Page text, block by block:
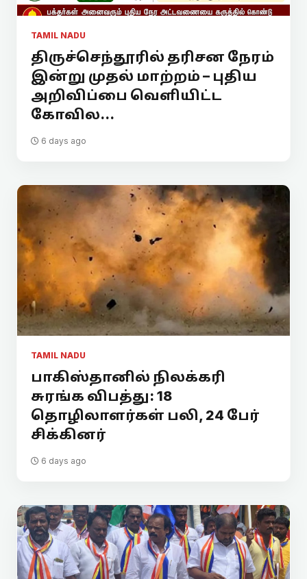
TAMIL NADU
திருச்செந்தூரில் தரிசன நேரம்
இன்று முதல் மாற்றம் – புதிய
அறிவிப்பை வெளியிட்ட
கோவில...
6 days ago
TAMIL NADU
பாகிஸ்தானில் நிலக்கரி
சுரங்க விபத்து: 18
தொழிலாளர்கள் பலி, 24 பேர்
சிக்கினர்
6 days ago